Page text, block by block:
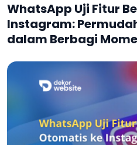
WhatsApp Uji Fitur
Instagram:
dalam Berbagi